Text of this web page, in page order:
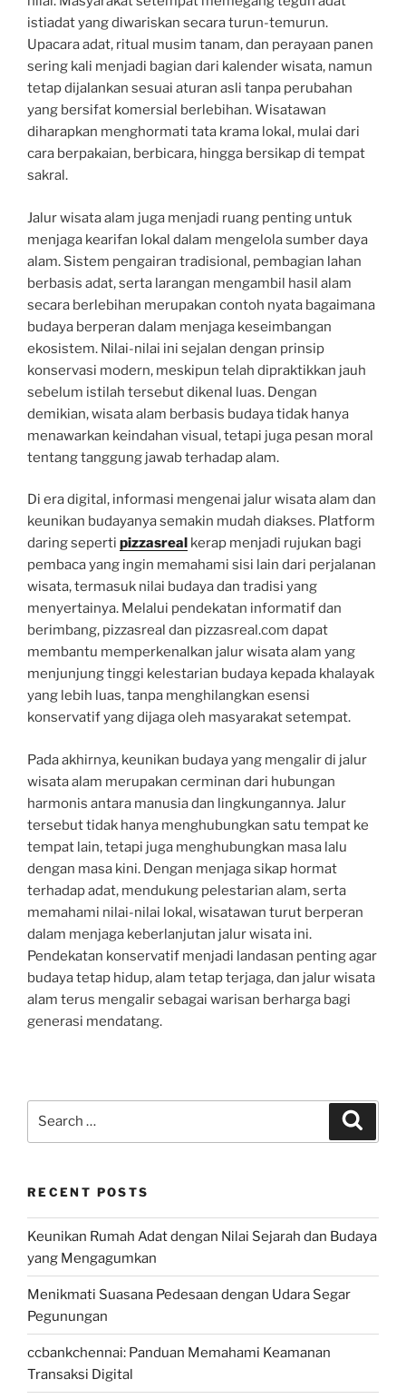
istiadat yang diwariskan secara turun-temurun.
Upacara adat, ritual musim tanam, dan perayaan panen
sering kali menjadi bagian dari kalender wisata, namun
tetap dijalankan sesuai aturan asli tanpa perubahan
yang bersifat komersial berlebihan. Wisatawan
diharapkan menghormati tata krama lokal, mulai dari
cara berpakaian, berbicara, hingga bersikap di tempat
sakral.
Jalur wisata alam juga menjadi ruang penting untuk
menjaga kearifan lokal dalam mengelola sumber daya
alam. Sistem pengairan tradisional, pembagian lahan
berbasis adat, serta larangan mengambil hasil alam
secara berlebihan merupakan contoh nyata bagaimana
budaya berperan dalam menjaga keseimbangan
ekosistem. Nilai-nilai ini sejalan dengan prinsip
konservasi modern, meskipun telah dipraktikkan jauh
sebelum istilah tersebut dikenal luas. Dengan
demikian, wisata alam berbasis budaya tidak hanya
menawarkan keindahan visual, tetapi juga pesan moral
tentang tanggung jawab terhadap alam.
Di era digital, informasi mengenai jalur wisata alam dan
keunikan budayanya semakin mudah diakses. Platform
daring seperti pizzasreal kerap menjadi rujukan bagi
pembaca yang ingin memahami sisi lain dari perjalanan
wisata, termasuk nilai budaya dan tradisi yang
menyertainya. Melalui pendekatan informatif dan
berimbang, pizzasreal dan pizzasreal.com dapat
membantu memperkenalkan jalur wisata alam yang
menjunjung tinggi kelestarian budaya kepada khalayak
yang lebih luas, tanpa menghilangkan esensi
konservatif yang dijaga oleh masyarakat setempat.
Pada akhirnya, keunikan budaya yang mengalir di jalur
wisata alam merupakan cerminan dari hubungan
harmonis antara manusia dan lingkungannya. Jalur
tersebut tidak hanya menghubungkan satu tempat ke
tempat lain, tetapi juga menghubungkan masa lalu
dengan masa kini. Dengan menjaga sikap hormat
terhadap adat, mendukung pelestarian alam, serta
memahami nilai-nilai lokal, wisatawan turut berperan
dalam menjaga keberlanjutan jalur wisata ini.
Pendekatan konservatif menjadi landasan penting agar
budaya tetap hidup, alam tetap terjaga, dan jalur wisata
alam terus mengalir sebagai warisan berharga bagi
generasi mendatang.
RECENT POSTS
Keunikan Rumah Adat dengan Nilai Sejarah dan Budaya
yang Mengagumkan
Menikmati Suasana Pedesaan dengan Udara Segar
Pegunungan
ccbankchennai: Panduan Memahami Keamanan
Transaksi Digital